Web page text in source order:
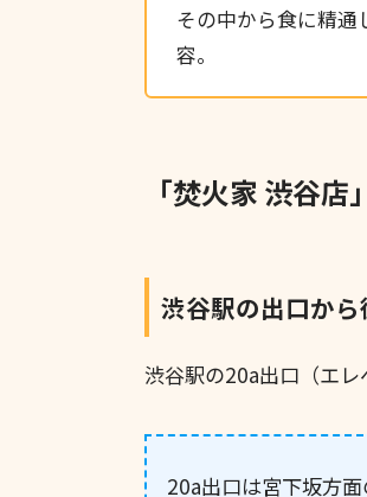
その中から食に精通
容。
「焚火家 渋谷
渋谷駅の出口か
渋谷駅の20a出口（エレ
20a出口は宮下坂方